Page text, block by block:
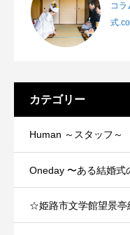
コラ
式
カテゴリー
Human ～スタッフ～
Oneday 〜ある結婚式
☆姫路市文学館望景亭